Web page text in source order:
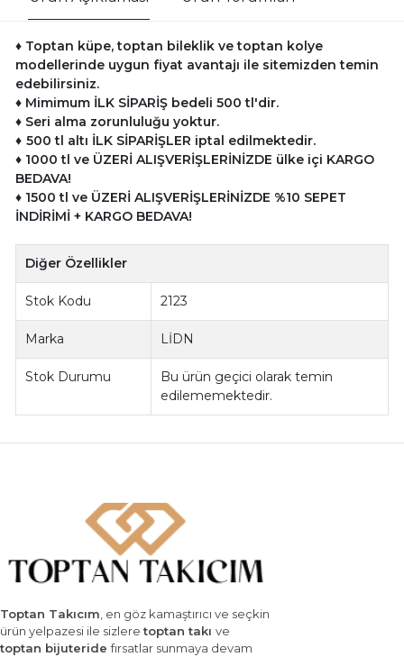
♦ Toptan küpe, toptan bileklik ve toptan kolye
modellerinde uygun fiyat avantajı ile sitemizden temin
edebilirsiniz.
♦ Mimimum İLK SİPARİŞ bedeli 500 tl'dir.
♦ Seri alma zorunluluğu yoktur.
♦ 500 tl altı İLK SİPARİŞLER iptal edilmektedir.
♦1000 tl ve ÜZERİ ALIŞVERİŞLERİNİZDE ülke içi KARGO
BEDAVA!
♦ 1500 tl ve ÜZERİ ALIŞVERİŞLERİNİZDE %10 SEPET
İNDİRİMİ + KARGO BEDAVA!
Diğer Özellikler
Stok Kodu 2123
Marka LİDN
Stok Durumu
Bu ürün geçici olarak temin
edilememektedir.
Toptan Takıcım, en göz kamaştırıcı ve seçkin
ürün yelpazesi ile sizleretoptan takı ve
toptan bijuteridefırsatlar sunmaya devam